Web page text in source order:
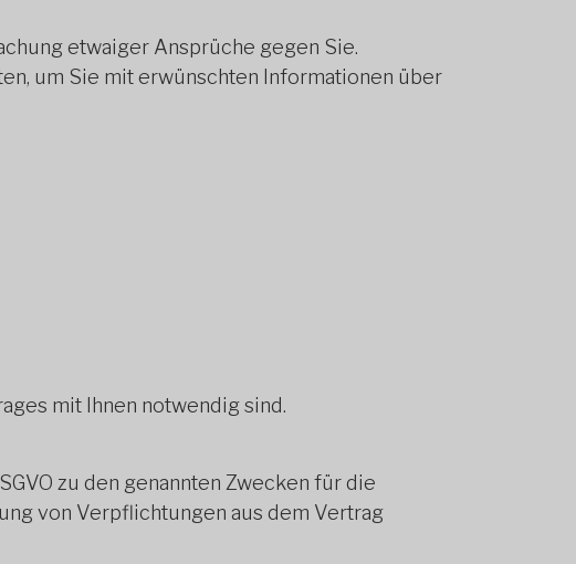
etwaiger Ansprüche gegen Sie.
um Sie mit erwünschten Informationen über
mit Ihnen notwendig sind.
zu den genannten Zwecken für die
von Verpflichtungen aus dem Vertrag